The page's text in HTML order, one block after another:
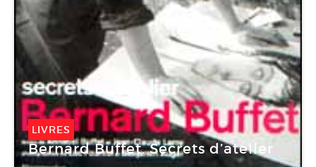
LIVRES
Bernard Buffet. Secrets d’atelier